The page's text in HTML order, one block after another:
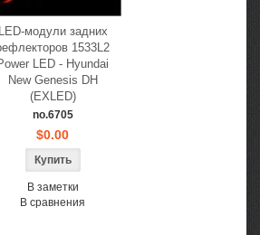
LED-модули задних
1533L2
LED - Hyundai
New Genesis DH
(EXLED)
no.6705
$0.00
В заметки
В сравнения